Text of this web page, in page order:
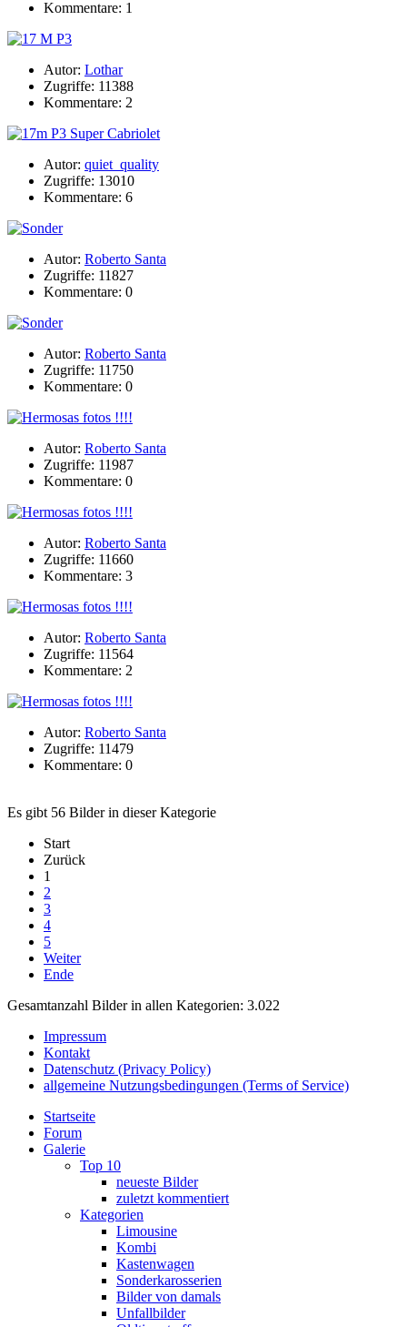
Kommentare: 1
Autor: Lothar
Zugriffe: 11388
Kommentare: 2
Autor: quiet_quality
Zugriffe: 13010
Kommentare: 6
Autor: Roberto Santa
Zugriffe: 11827
Kommentare: 0
Autor: Roberto Santa
Zugriffe: 11750
Kommentare: 0
Autor: Roberto Santa
Zugriffe: 11987
Kommentare: 0
Autor: Roberto Santa
Zugriffe: 11660
Kommentare: 3
Autor: Roberto Santa
Zugriffe: 11564
Kommentare: 2
Autor: Roberto Santa
Zugriffe: 11479
Kommentare: 0
Es gibt 56 Bilder in dieser Kategorie
Start
Zurück
1
2
3
4
5
Weiter
Ende
Gesamtanzahl Bilder in allen Kategorien: 3.022
Impressum
Kontakt
Datenschutz (Privacy Policy)
allgemeine Nutzungsbedingungen (Terms of Service)
Startseite
Forum
Galerie
Top 10
neueste Bilder
zuletzt kommentiert
Kategorien
Limousine
Kombi
Kastenwagen
Sonderkarosserien
Bilder von damals
Unfallbilder